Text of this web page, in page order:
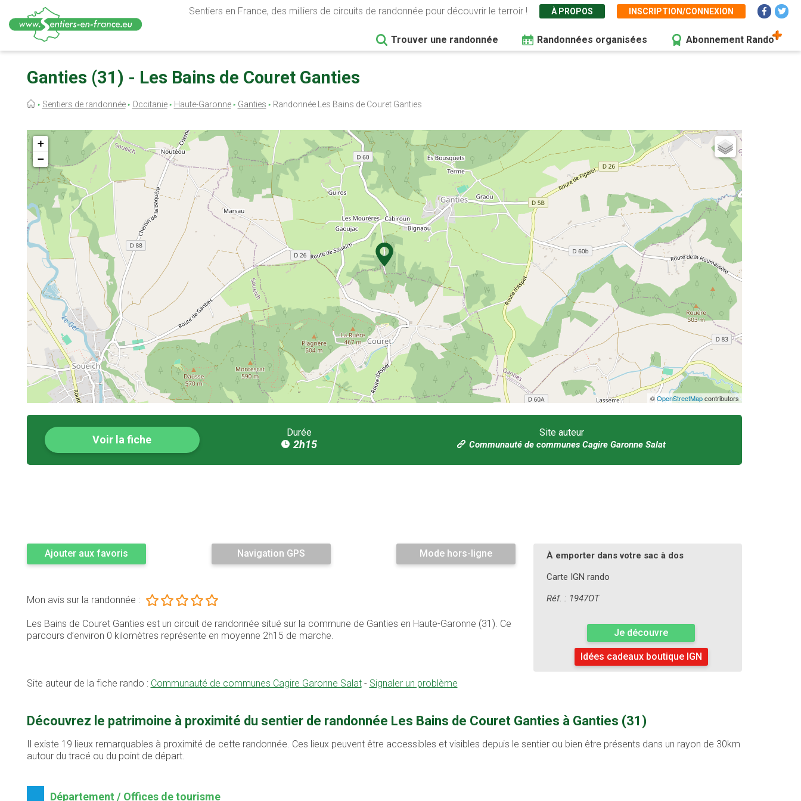
contenu
Sentiers en France, des milliers de circuits de randonnée pour découvrir le terroir ! À PROPOS INSCRIPTION/CONNEXION
Trouver une randonnée Randonnées organisées Abonnement Rando
Ganties (31) - Les Bains de Couret Ganties
Fil
Sentiers de randonnée Occitanie Haute-Garonne Ganties Randonnée Les Bains de Couret Ganties
+
−
©OpenStreetMapcontributors
Voir la fiche
Durée
2h15
Site auteur
Communauté de communes Cagire Garonne Salat
Ajouter aux favoris Navigation GPS Mode hors-ligne
Mon avis sur la randonnée :
Les Bains de Couret Ganties est un circuit de randonnée situé sur la commune de Ganties en Haute-Garonne (31). Ce
parcours d’environ 0 kilomètres représente en moyenne 2h15 de marche.
Site auteur de la fiche rando : Communauté de communes Cagire Garonne Salat- Signaler un problème
À emporter dans votre sac à dos
Carte IGN rando
Réf. : 1947OT
Je découvre
Idées cadeaux boutique IGN
Découvrez le patrimoine à proximité du sentier de randonnée Les Bains de Couret Ganties à Ganties (31)
Il existe 19 lieux remarquables à proximité de cette randonnée. Ces lieux peuvent être accessibles et visibles depuis le sentier ou bien être présents dans un rayon de 30km
autour du tracé ou du point de départ.
Département / Offices de tourisme